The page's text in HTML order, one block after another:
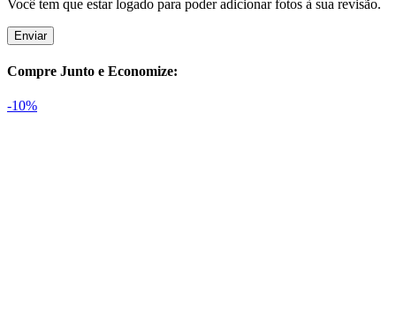
Você tem que estar logado para poder adicionar fotos à sua revisão.
Compre Junto e Economize:
-10%